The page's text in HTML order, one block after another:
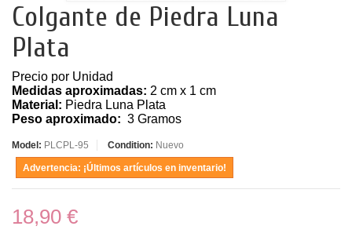
Colgante de Piedra Luna
Plata
Precio por Unidad
Medidas aproximadas: 2 cm x 1 cm
Material: Piedra Luna Plata
Peso aproximado: 3 Gramos
Model: PLCPL-95 Condition: Nuevo
Advertencia: ¡Últimos artículos en inventario!
18,90 €